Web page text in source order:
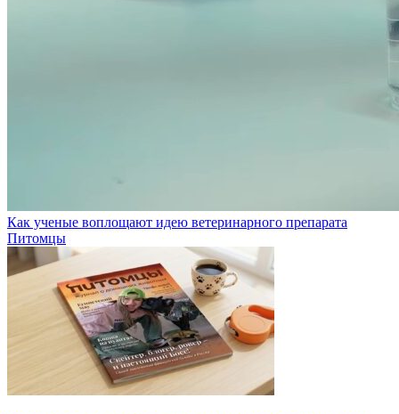
Как ученые воплощают идею ветеринарного препарата
Питомцы